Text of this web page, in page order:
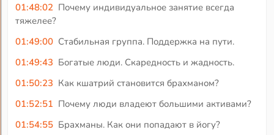
01:48:02 Почему индивидуальное занятие всегда
тяжелее?
01:49:00 Стабильная группа. Поддержка на пути.
01:49:43 Богатые люди. Скаредность и жадность.
01:50:23 Как кшатрий становится брахманом?
01:52:51 Почему люди владеют большими активами?
01:54:55 Брахманы. Как они попадают в йогу?